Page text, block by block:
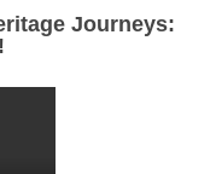
Journeys: